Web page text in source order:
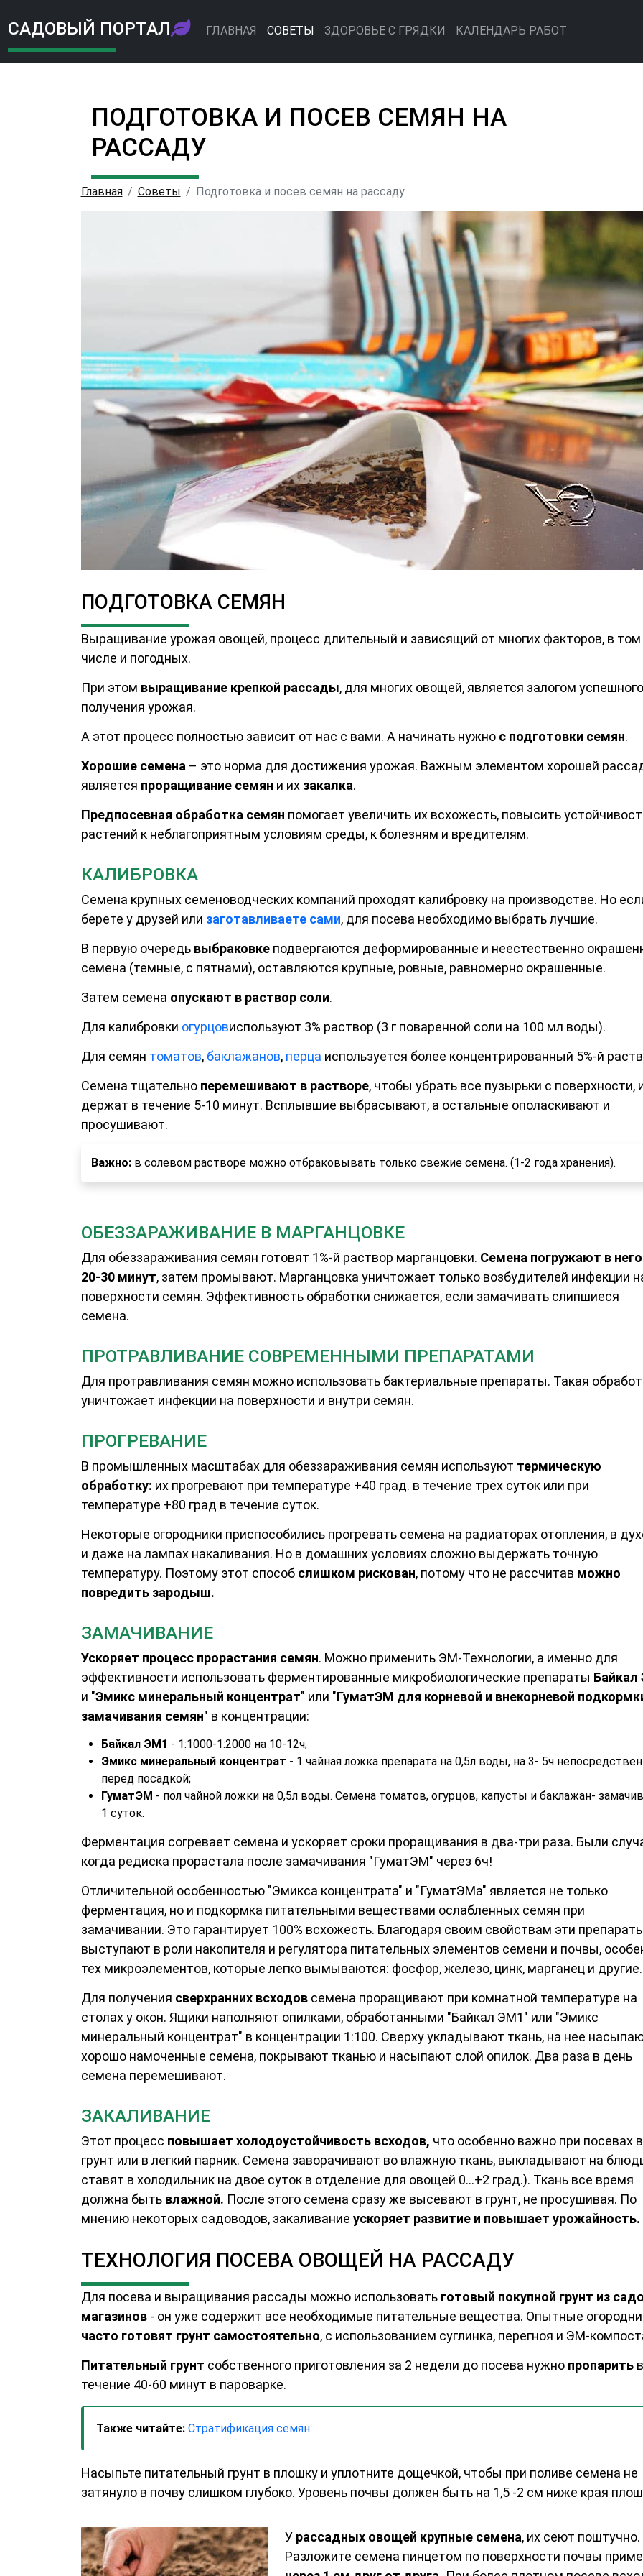
САДОВЫЙ ПОРТАЛ ГЛАВНАЯ СОВЕТЫ ЗДОРОВЬЕ С ГРЯДКИ КАЛЕНДАРЬ РАБОТ
ПОДГОТОВКА И ПОСЕВ СЕМЯН НА
РАССАДУ
Главная Советы Подготовка и посев семян на рассаду
ПОДГОТОВКА СЕМЯН
Выращивание урожая овощей, процесс длительный и зависящий от многих факторов, в том
числе и погодных.
При этом выращивание крепкой рассады, для многих овощей, является залогом успешного
получения урожая.
А этот процесс полностью зависит от нас с вами. А начинать нужно с подготовки семян.
Хорошие семена – это норма для достижения урожая. Важным элементом хорошей
является проращивание семян и их закалка.
Предпосевная обработка семян помогает увеличить их всхожесть, повысить
растений к неблагоприятным условиям среды, к болезням и вредителям.
КАЛИБРОВКА
Семена крупных семеноводческих компаний проходят калибровку на производстве. Но
берете у друзей или заготавливаете сами, для посева необходимо выбрать лучшие.
В первую очередь выбраковкеподвергаются деформированные и неестественно
семена (темные, с пятнами), оставляются крупные, ровные, равномерно окрашенные.
Затем семена опускают в раствор соли.
Для калибровки огурцовиспользуют 3% раствор (3 г поваренной соли на 100 мл воды).
Для семян томатов, баклажанов, перца используется более концентрированный 5%-й
Семена тщательно перемешивают в растворе, чтобы убрать все пузырьки с поверхности,
держат в течение 5-10 минут. Всплывшие выбрасывают, а остальные ополаскивают и
просушивают.
Важно:в солевом растворе можно отбраковывать только свежие семена. (1-2 года хранения).
ОБЕЗЗАРАЖИВАНИЕ В МАРГАНЦОВКЕ
Для обеззараживания семян готовят 1%-й раствор марганцовки. Семена погружают в
20-30 минут, затем промывают. Марганцовка уничтожает только возбудителей инфекции
поверхности семян. Эффективность обработки снижается, если замачивать слипшиеся
семена.
ПРОТРАВЛИВАНИЕ СОВРЕМЕННЫМИ ПРЕПАРАТАМИ
Для протравливания семян можно использовать бактериальные препараты. Такая
уничтожает инфекции на поверхности и внутри семян.
ПРОГРЕВАНИЕ
В промышленных масштабах для обеззараживания семян используют термическую
обработку: их прогревают при температуре +40 град. в течение трех суток или при
температуре +80 град в течение суток.
Некоторые огородники приспособились прогревать семена на радиаторах отопления, в
и даже на лампах накаливания. Но в домашних условиях сложно выдержать точную
температуру. Поэтому этот способ слишком рискован, потому что не рассчитав можно
повредить зародыш.
ЗАМАЧИВАНИЕ
Ускоряет процесс прорастания семян. Можно применить ЭМ-Технологии, а именно для
эффективности использовать ферментированные микробиологические препараты Байкал
и "Эмикс минеральный концентрат" или "ГуматЭМ для корневой и внекорневой
замачивания семян" в концентрации:
Байкал ЭМ1 - 1:1000-1:2000 на 10-12ч;
Эмикс минеральный концентрат - 1 чайная ложка препарата на 0,5л воды, на 3- 5ч
перед посадкой;
ГуматЭМ - пол чайной ложки на 0,5л воды. Семена томатов, огурцов, капусты и баклажан-
1 суток.
Ферментация согревает семена и ускоряет сроки проращивания в два-три раза. Были
когда редиска прорастала после замачивания "ГуматЭМ" через 6ч!
Отличительной особенностью "Эмикса концентрата" и "ГуматЭМа" является не только
ферментация, но и подкормка питательными веществами ослабленных семян при
замачивании. Это гарантирует 100% всхожесть. Благодаря своим свойствам эти
выступают в роли накопителя и регулятора питательных элементов семени и почвы,
тех микроэлементов, которые легко вымываются: фосфор, железо, цинк, марганец и другие.
Для получения сверхранних всходовсемена проращивают при комнатной температуре на
столах у окон. Ящики наполняют опилками, обработанными "Байкал ЭМ1" или "Эмикс
минеральный концентрат" в концентрации 1:100. Сверху укладывают ткань, на нее
хорошо намоченные семена, покрывают тканью и насыпают слой опилок. Два раза в день
семена перемешивают.
ЗАКАЛИВАНИЕ
Этот процесс повышает холодоустойчивость всходов, что особенно важно при посевах в
грунт или в легкий парник. Семена заворачивают во влажную ткань, выкладывают на
ставят в холодильник на двое суток в отделение для овощей 0...+2 град.). Ткань все время
должна быть влажной. После этого семена сразу же высевают в грунт, не просушивая. По
мнению некоторых садоводов, закаливание ускоряет развитие и повышает урожайность.
ТЕХНОЛОГИЯ ПОСЕВА ОВОЩЕЙ НА РАССАДУ
Для посева и выращивания рассады можно использоватьготовый покупной грунт из
магазинов - он уже содержит все необходимые питательные вещества. Опытные
часто готовят грунт самостоятельно, с использованием суглинка, перегноя и ЭМ-
Питательный грунт собственного приготовления за 2 недели до посева нужнопропаритьв
течение 40-60 минут в пароварке.
Также читайте: Стратификация семян
Насыпьте питательный грунт в плошку и уплотните дощечкой, чтобы при поливе семена не
затянуло в почву слишком глубоко. Уровень почвы должен быть на 1,5 -2 см ниже края
У рассадных овощей крупные семена, их сеют поштучно.
Разложите семена пинцетом по поверхности почвы